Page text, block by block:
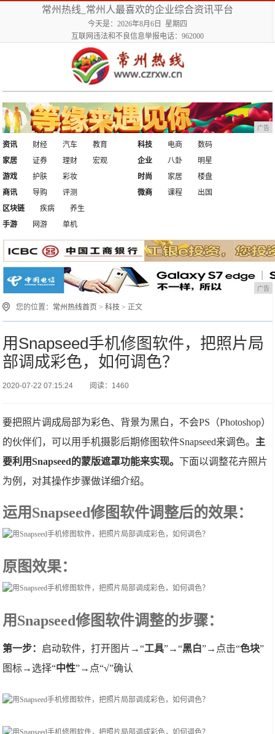
常州热线_常州人最喜欢的企业综合资讯平台
今天是：2026年8月6日 星期四
互联网违法和不良信息举报电话：962000
广告
资讯 财经 汽车
教育
家居
证券 理财 宏观
科技 电商
数码
企业
八卦
明星
游戏
护肤
彩妆
商讯
导购 评测
时尚 家居
楼盘
微商
课程
出国
区块链
疾病
养生
手游
网游 单机
广告
您的位置： 常州热线首页 >科技 > 正文
用Snapseed手机修图软件，把照片局
部调成彩色，如何调色？
2020-07-22 07:15:24 阅读：1460
要把照片调成局部为彩色、背景为黑白，不会PS（Photoshop）
的伙伴们，可以用手机摄影后期修图软件Snapseed来调色。 主
要利用Snapseed的蒙版遮罩功能来实现。下面以调整花卉照片
为例，对其操作步骤做详细介绍。
运用Snapseed修图软件调整后的效果：
原图效果：
用Snapseed修图软件调整的步骤：
第一步： 启动软件，打开图片→“工具”→“黑白”→点击“色块”
图标→选择“中性”→点“√”确认